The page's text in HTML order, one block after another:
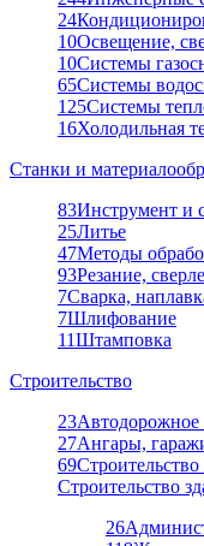
24
10Освещение,
10Системы
65Системы
125Системы
16Холодильная
Станки и
83Инструмент и
25Литье
47Методы
93Резание,
7Сварка,
7Шлифование
11Штамповка
Строительство
23Автодорожное
27Ангары,
69
Строительство
26